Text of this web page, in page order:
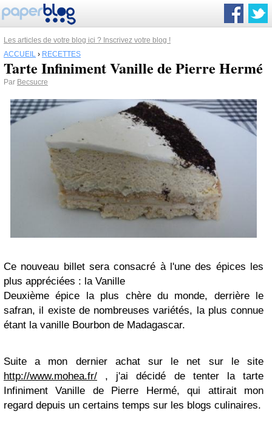
Les articles de votre blog ici ? Inscrivez votre blog !
ACCUEIL › RECETTES
Tarte Infiniment Vanille de Pierre Hermé
Par Becsucre
Ce nouveau billet sera consacré à l'une des épices les
plus appréciées : la Vanille
Deuxième épice la plus chère du monde, derrière le
safran, il existe de nombreuses variétés, la plus connue
étant la vanille Bourbon de Madagascar.
Suite a mon dernier achat sur le net sur le site
http://www.mohea.fr/ , j'ai décidé de tenter la tarte
Infiniment Vanille de Pierre Hermé, qui attirait mon
regard depuis un certains temps sur les blogs culinaires.